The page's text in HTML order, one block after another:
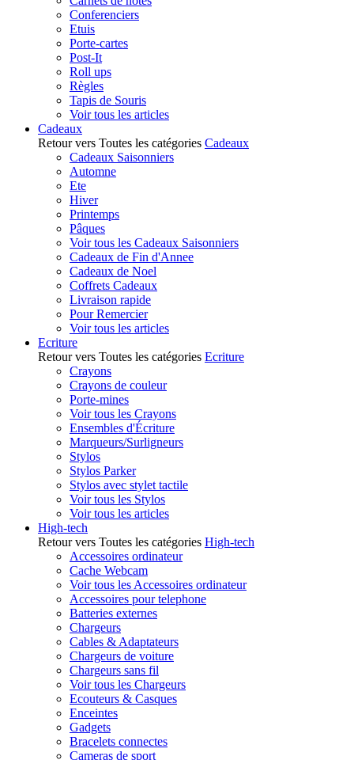
Conferenciers
Etuis
Porte-cartes
Post-It
Roll ups
Règles
Tapis de Souris
Voir tous les articles
Cadeaux
Retour vers Toutes les catégories Cadeaux
Cadeaux Saisonniers
Automne
Ete
Hiver
Printemps
Pâques
Voir tous les Cadeaux Saisonniers
Cadeaux de Fin d'Annee
Cadeaux de Noel
Coffrets Cadeaux
Livraison rapide
Pour Remercier
Voir tous les articles
Ecriture
Retour vers Toutes les catégories Ecriture
Crayons
Crayons de couleur
Porte-mines
Voir tous les Crayons
Ensembles d'Écriture
Marqueurs/Surligneurs
Stylos
Stylos Parker
Stylos avec stylet tactile
Voir tous les Stylos
Voir tous les articles
High-tech
Retour vers Toutes les catégories High-tech
Accessoires ordinateur
Cache Webcam
Voir tous les Accessoires ordinateur
Accessoires pour telephone
Batteries externes
Chargeurs
Cables & Adaptateurs
Chargeurs de voiture
Chargeurs sans fil
Voir tous les Chargeurs
Ecouteurs & Casques
Enceintes
Gadgets
Bracelets connectes
Cameras de sport